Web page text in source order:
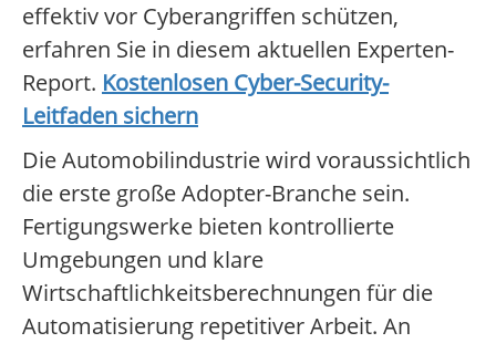
effektiv vor Cyberangriffen schützen,
erfahren Sie in diesem aktuellen Experten-
Report. Kostenlosen Cyber-Security-
Leitfaden sichern
Die Automobilindustrie wird voraussichtlich
die erste große Adopter-Branche sein.
Fertigungswerke bieten kontrollierte
Umgebungen und klare
Wirtschaftlichkeitsberechnungen für die
Automatisierung repetitiver Arbeit. An